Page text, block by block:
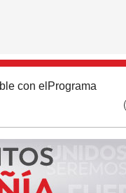
con el Programa